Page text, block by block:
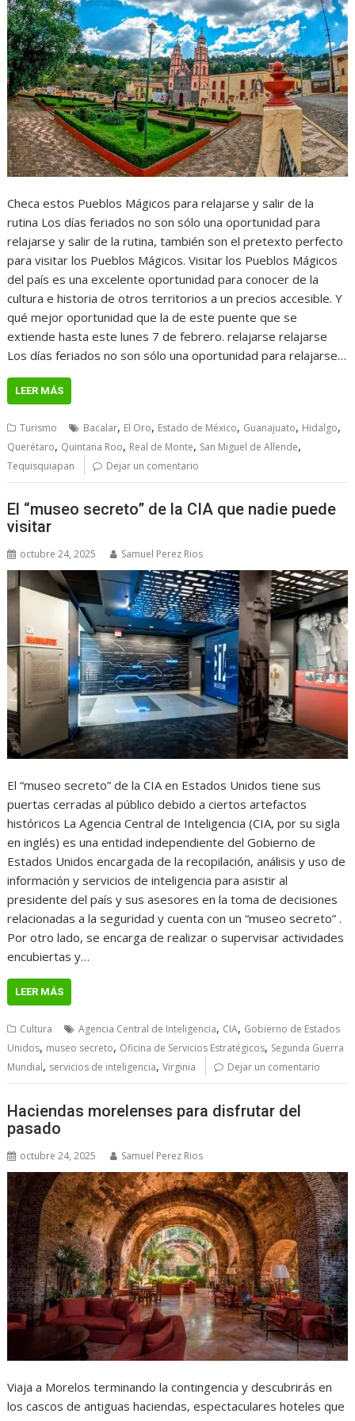
Checa estos Pueblos Mágicos para relajarse y salir de la
rutina Los días feriados no son sólo una oportunidad para
relajarse y salir de la rutina, también son el pretexto perfecto
para visitar los Pueblos Mágicos. Visitar los Pueblos Mágicos
del país es una excelente oportunidad para conocer de la
cultura e historia de otros territorios a un precios accesible. Y
qué mejor oportunidad que la de este puente que se
extiende hasta este lunes 7 de febrero. relajarse relajarse
Los días feriados no son sólo una oportunidad para relajarse…
LEER MÁS
Turismo Bacalar, El Oro, Estado de México, Guanajuato, Hidalgo,
Querétaro, Quintana Roo, Real de Monte, San Miguel de Allende,
Tequisquiapan Dejar un comentario
El “museo secreto” de la CIA que nadie puede
visitar
octubre 24, 2025 Samuel Perez Rios
El “museo secreto” de la CIA en Estados Unidos tiene sus
puertas cerradas al público debido a ciertos artefactos
históricos La Agencia Central de Inteligencia (CIA, por su sigla
en inglés) es una entidad independiente del Gobierno de
Estados Unidos encargada de la recopilación, análisis y uso de
información y servicios de inteligencia para asistir al
presidente del país y sus asesores en la toma de decisiones
relacionadas a la seguridad y cuenta con un “museo secreto” .
Por otro lado, se encarga de realizar o supervisar actividades
encubiertas y…
LEER MÁS
Cultura Agencia Central de Inteligencia, CIA, Gobierno de Estados
Unidos, museo secreto, Oficina de Servicios Estratégicos, Segunda Guerra
Mundial, servicios de inteligencia,Virginia Dejar un comentario
Haciendas morelenses para disfrutar del
pasado
octubre 24, 2025 Samuel Perez Rios
Viaja a Morelos terminando la contingencia y descubrirás en
los cascos de antiguas haciendas, espectaculares hoteles que